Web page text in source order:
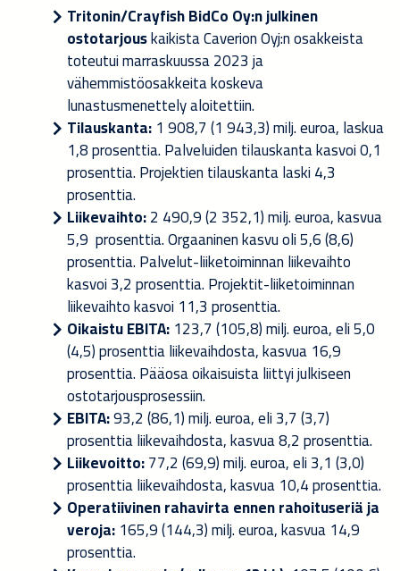
Tritonin/Crayfish BidCo Oy:n julkinen
ostotarjouskaikista Caverion Oyj:n osakkeista
toteutui marraskuussa 2023 ja
vähemmistöosakkeita koskeva
lunastusmenettely aloitettiin.
Tilauskanta:1 908,7 (1 943,3) milj. euroa, laskua
1,8 prosenttia. Palveluiden tilauskanta kasvoi 0,1
prosenttia. Projektien tilauskanta laski 4,3
prosenttia.
Liikevaihto:2 490,9 (2 352,1) milj. euroa, kasvua
5,9 prosenttia. Orgaaninen kasvu oli 5,6 (8,6)
prosenttia. Palvelut-liiketoiminnan liikevaihto
kasvoi 3,2 prosenttia. Projektit-liiketoiminnan
liikevaihto kasvoi 11,3 prosenttia.
Oikaistu EBITA:123,7 (105,8) milj. euroa, eli 5,0
(4,5) prosenttia liikevaihdosta, kasvua 16,9
prosenttia. Pääosa oikaisuista liittyi julkiseen
ostotarjousprosessiin.
EBITA:93,2 (86,1) milj. euroa, eli 3,7 (3,7)
prosenttia liikevaihdosta, kasvua 8,2 prosenttia.
Liikevoitto:77,2 (69,9) milj. euroa, eli 3,1 (3,0)
prosenttia liikevaihdosta, kasvua 10,4 prosenttia.
Operatiivinen rahavirta ennen rahoituseriä ja
veroja:165,9 (144,3) milj. euroa, kasvua 14,9
prosenttia.